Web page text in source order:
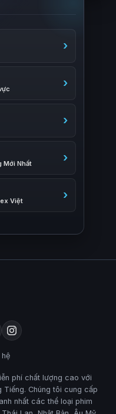
Mới Nhất
Việt
hệ
phí chất lượng cao với
Chúng tôi cung cấp
nhất các thể loại phim